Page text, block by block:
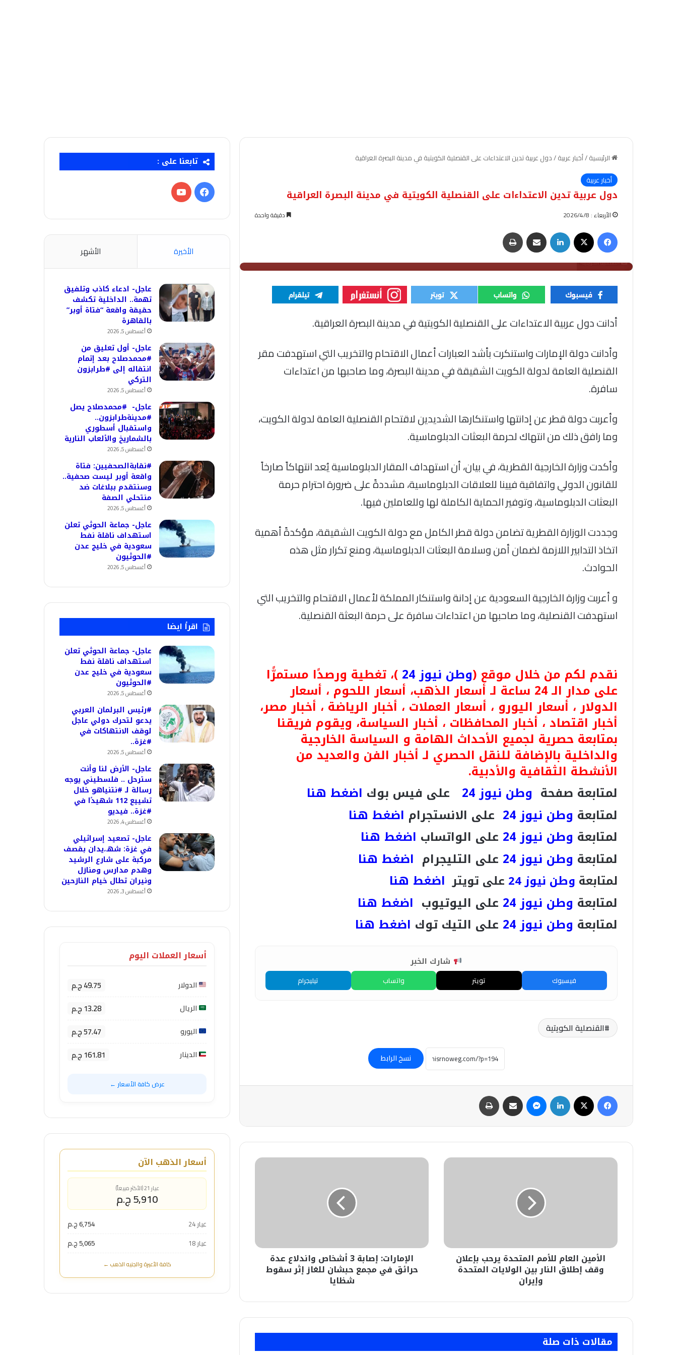
الرئيسية/أخبار عربية/دول عربية تدين الاعتداءات على القنصلية الكويتية في مدينة البصرة العراقية
أخبار عربية
دول عربية تدين الاعتداءات على القنصلية الكويتية في مدينة البصرة العراقية
الأربعاء : 2026/4/8 دقيقة واحدة
فيسبوك لينكدإن مشاركة عبر البريد
القنصلية الكويتية
أدانت دول عربية الاعتداءات على القنصلية الكويتية في مدينة البصرة العراقية.
وأدانت دولة الإمارات واستنكرت بأشد العبارات أعمال الاقتحام والتخريب التي استهدفت مقر
القنصلية العامة لدولة الكويت الشقيقة في مدينة البصرة، وما صاحبها من اعتداءات
سافرة.
وأعربت دولة قطر عن إدانتها واستنكارها الشديدين لاقتحام القنصلية العامة لدولة الكويت،
وما رافق ذلك من انتهاك لحرمة البعثات الدبلوماسية.
وأكدت وزارة الخارجية القطرية، في بيان، أن استهداف المقار الدبلوماسية يُعد انتهاكاً صارخاً
للقانون الدولي واتفاقية فيينا للعلاقات الدبلوماسية، مشددةً على ضرورة احترام حرمة
البعثات الدبلوماسية، وتوفير الحماية الكاملة لها وللعاملين فيها.
وجددت الوزارة القطرية تضامن دولة قطر الكامل مع دولة الكويت الشقيقة، مؤكدةً أهمية
اتخاذ التدابير اللازمة لضمان أمن وسلامة البعثات الدبلوماسية، ومنع تكرار مثل هذه
الحوادث.
و أعربت وزارة الخارجية السعودية عن إدانة واستنكار المملكة لأعمال الاقتحام والتخريب التي
استهدفت القنصلية، وما صاحبها من اعتداءات سافرة على حرمة البعثة القنصلية.
نقدم لكم من خلال موقع (وطن نيوز 24 )، تغطية ورصدًا مستمرًّا
على مدار الـ 24 ساعة لـ أسعار الذهب، أسعار اللحوم ، أسعار
الدولار ، أسعار اليورو ، أسعار العملات ، أخبار الرياضة ، أخبار مصر،
أخبار اقتصاد ، أخبار المحافظات ، أخبار السياسة، ويقوم فريقنا
بمتابعة حصرية لجميع الأحداث الهامة و السياسة الخارجية
والداخلية بالإضافة للنقل الحصري لـ أخبار الفن والعديد من
الأنشطة الثقافية والأدبية.
لمتابعة صفحة وطن نيوز 24 على فيس بوك اضغط هنا
لمتابعة وطن نيوز 24 على الانستجرام اضغط هنا
لمتابعة وطن نيوز 24 على الواتساب اضغط هنا
لمتابعة وطن نيوز 24 على التليجرام اضغط هنا
لمتابعة وطن نيوز 24 على تويتر اضغط هنا
لمتابعة وطن نيوز 24 على اليوتيوب اضغط هنا
لمتابعة وطن نيوز 24 على التيك توك اضغط هنا
شارك الخبر
فيسبوك تويتر واتساب تيليجرام
القنصلية الكويتية
نسخ الرابط
فيسبوك لينكدإن ماسنجر مشاركة عبر البريد
الأمين
النار
الولايات
المتحدة
الأمين العام للأمم المتحدة يرحب بإعلان
وقف إطلاق النار بين الولايات المتحدة
وإيران
الإمارات:
مجمع
حبشان
للغاز
شظايا
الإمارات: إصابة 3 أشخاص واندلاع عدة
حرائق في مجمع حبشان للغاز إثر سقوط
شظايا
مقالات ذات صلة
تابعنا على :
فيسبوك‫YouTube
الأخيرة الأشهر
عاجل- ادعاء كاذب وتلفيق
تهمة.. الداخلية تكشف
حقيقة واقعة “فتاة أوبر”
بالقاهرة
أغسطس 5, 2026
عاجل- أول تعليق من
#محمدصلاح بعد إتمام
انتقاله إلى #طرابزون
التركي
أغسطس 5, 2026
عاجل- #محمدصلاح يصل
#مدينةطرابزون..
واستقبال أسطوري
بالشماريخ والألعاب النارية
أغسطس 5, 2026
#نقابةالصحفيين: فتاة
واقعة أوبر ليست صحفية..
وسنتقدم ببلاغات ضد
منتحلي الصفة
أغسطس 5, 2026
عاجل- جماعة الحوثي تعلن
استهداف ناقلة نفط
سعودية في خليج عدن
#الحوثيون
أغسطس 5, 2026
اقرأ ايضا
عاجل- جماعة الحوثي تعلن
استهداف ناقلة نفط
سعودية في خليج عدن
#الحوثيون
أغسطس 5, 2026
#رئيس البرلمان العربي
يدعو لتحرك دولي عاجل
لوقف الانتهاكات في
#غزة..
أغسطس 5, 2026
عاجل- الأرض لنا وأنت
سترحل .. فلسطيني يوجه
رسالة لـ #نتنياهو خلال
تشييع 112 شهيدًا في
#غزة.. فيديو
أغسطس 4, 2026
عاجل- تصعيد إسرائيلي
في غزة: شهـ،يدان بقصف
مركبة على شارع الرشيد
وهدم مدارس ومنازل
ونيران تطال خيام النازحين
أغسطس 3, 2026
أسعار العملات اليوم
الدولار 49.75 ج.م
الريال 13.28 ج.م
اليورو 57.47 ج.م
الدينار 161.81 ج.م
عرض كافة الأسعار ←
أسعار الذهب الآن
عيار 21 (الأكثر مبيعاً)
5,910 ج.م
عيار 24
6,754 ج.م
عيار 18
5,065 ج.م
كافة الأعيرة والجنيه الذهب ←